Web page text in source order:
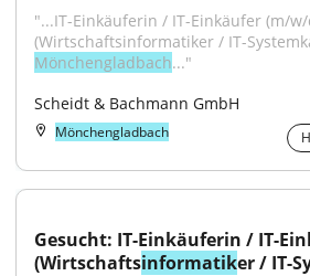
"...IT-Einkäuferin / IT-Einkäufer (m/
Mönchengladbach..."
Scheidt & Bachmann GmbH
Mönchengladbach
Gesucht: IT-Einkäuferin / IT-
(Wirtschaftsinformatiker / IT-